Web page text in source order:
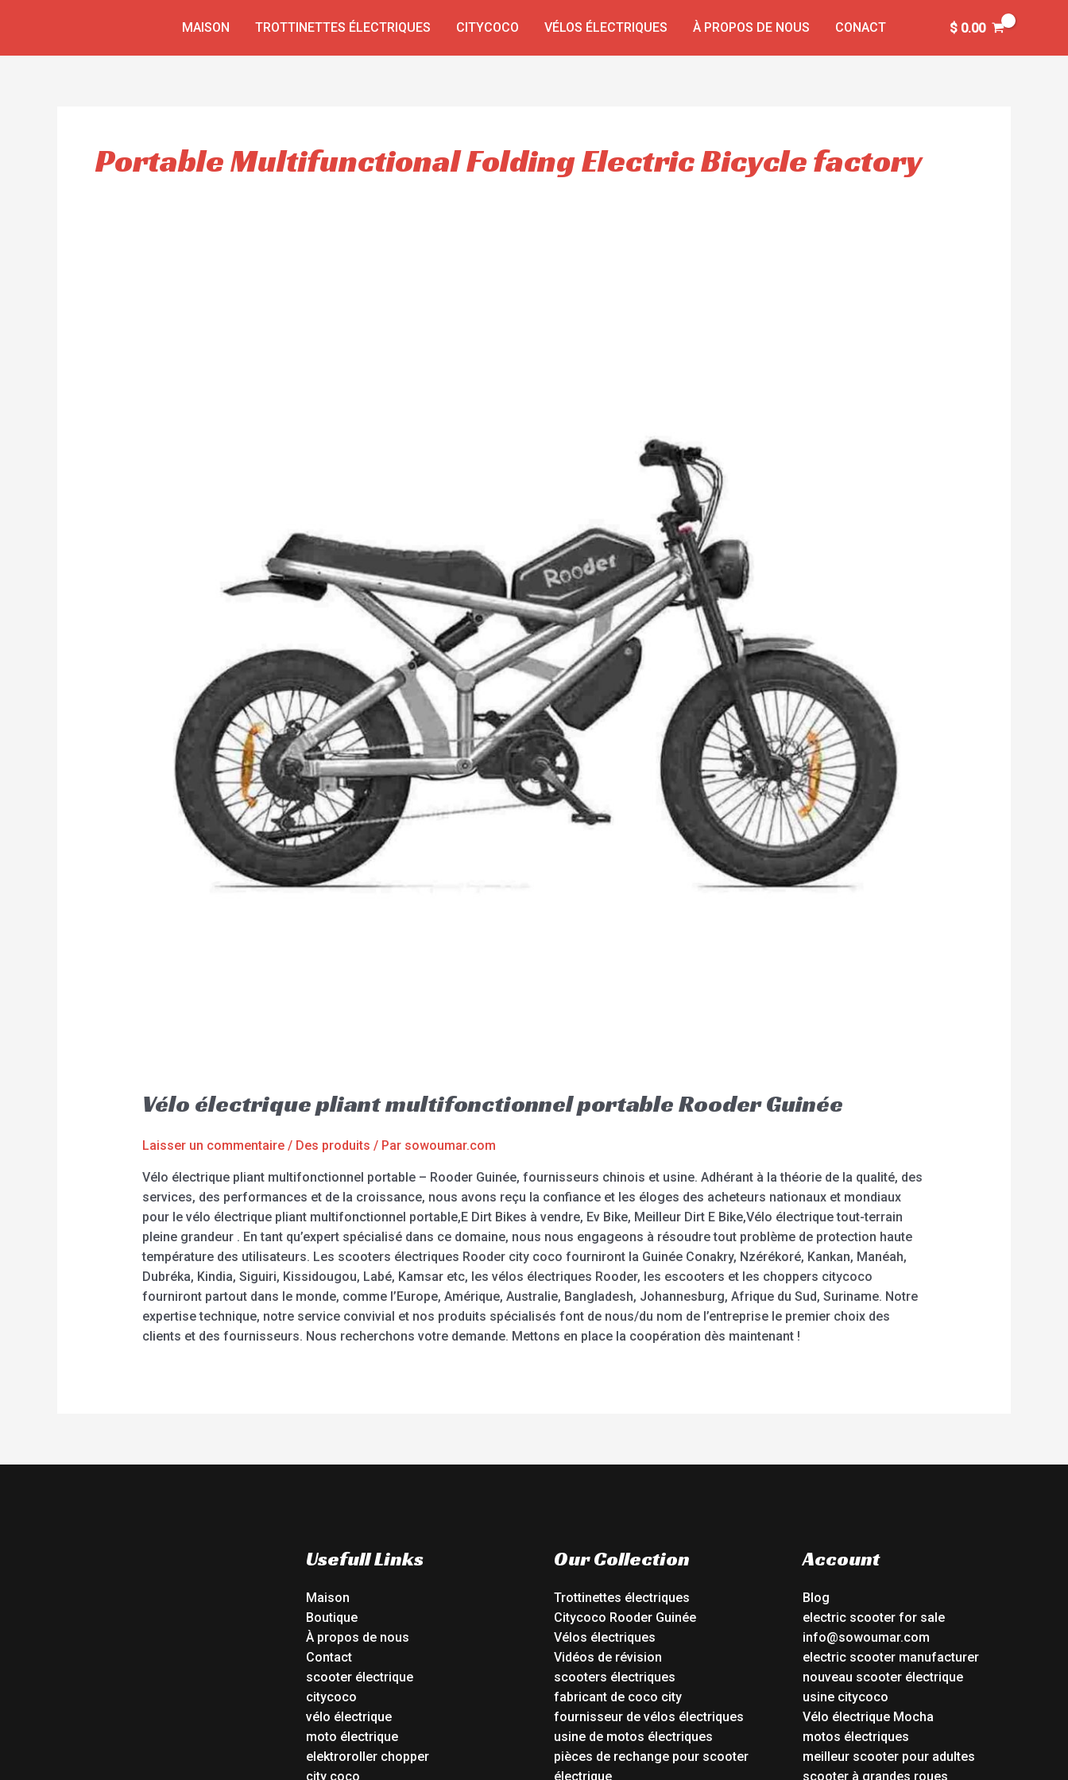
MAISON TROTTINETTES ÉLECTRIQUES CITYCOCO VÉLOS ÉLECTRIQUES À PROPOS DE NOUS CONACT $0.00
Portable Multifunctional Folding Electric Bicycle factory
Vélo électrique pliant multifonctionnel portable Rooder Guinée
Laisser un commentaire / Des produits / Par sowoumar.com
Vélo électrique pliant multifonctionnel portable – Rooder Guinée, fournisseurs chinois et usine. Adhérant à la théorie de la qualité, des
services, des performances et de la croissance, nous avons reçu la confiance et les éloges des acheteurs nationaux et mondiaux
pour le vélo électrique pliant multifonctionnel portable,E Dirt Bikes à vendre, Ev Bike, Meilleur Dirt E Bike,Vélo électrique tout-terrain
pleine grandeur . En tant qu’expert spécialisé dans ce domaine, nous nous engageons à résoudre tout problème de protection haute
température des utilisateurs. Les scooters électriques Rooder city coco fourniront la Guinée Conakry, Nzérékoré, Kankan, Manéah,
Dubréka, Kindia, Siguiri, Kissidougou, Labé, Kamsar etc, les vélos électriques Rooder, les escooters et les choppers citycoco
fourniront partout dans le monde, comme l’Europe, Amérique, Australie, Bangladesh, Johannesburg, Afrique du Sud, Suriname. Notre
expertise technique, notre service convivial et nos produits spécialisés font de nous/du nom de l’entreprise le premier choix des
clients et des fournisseurs. Nous recherchons votre demande. Mettons en place la coopération dès maintenant !
Usefull Links
Maison
Boutique
À propos de nous
Contact
scooter électrique
citycoco
vélo électrique
moto électrique
elektroroller chopper
city coco
Our Collection
Trottinettes électriques
Citycoco Rooder Guinée
Vélos électriques
Vidéos de révision
scooters électriques
fabricant de coco city
fournisseur de vélos électriques
usine de motos électriques
pièces de rechange pour scooter
électrique
Account
Blog
electric scooter for sale
info@sowoumar.com
electric scooter manufacturer
nouveau scooter électrique
usine citycoco
Vélo électrique Mocha
motos électriques
meilleur scooter pour adultes
scooter à grandes roues